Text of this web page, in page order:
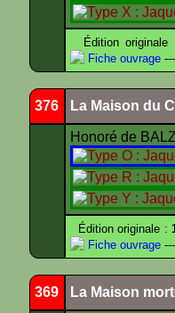
Édition
Fiche ouvrage ---
376 La Maison du
Honoré de
Édition originale :
Fiche ouvrage ---
369 La Maison